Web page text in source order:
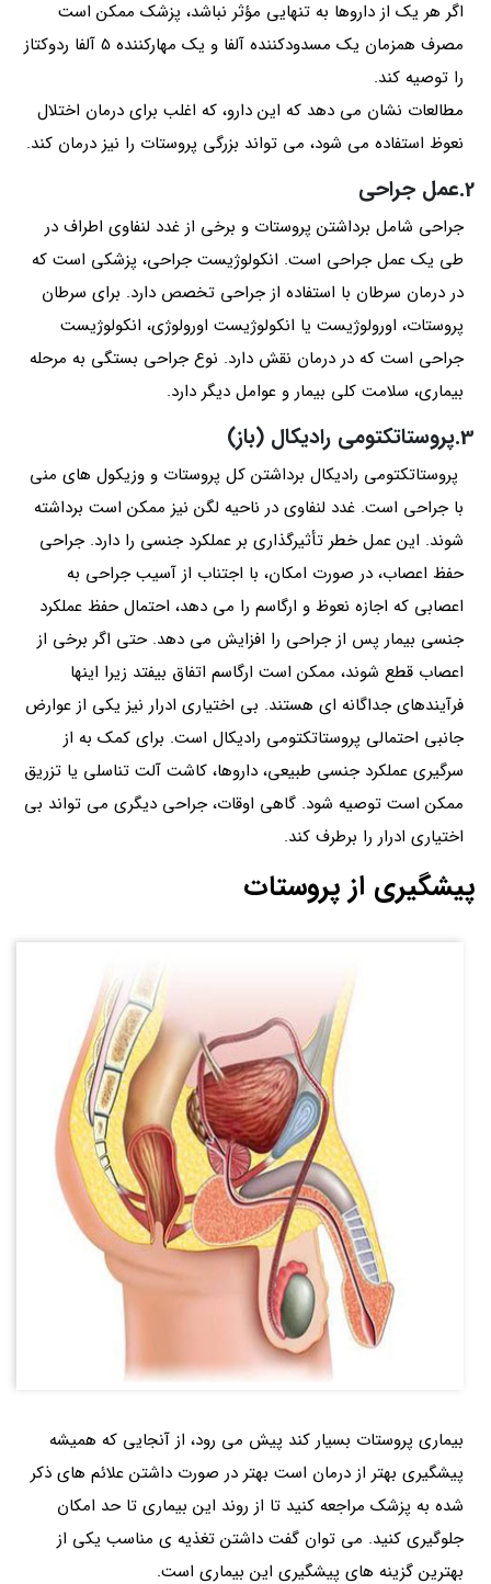
اگر هر یک از داروها به تنهایی مؤثر نباشد، پزشک ممکن است
مصرف همزمان یک مسدودکننده آلفا و یک مهارکننده 5 آلفا ردوکتاز
را توصیه کند.
مطالعات نشان می دهد که این دارو، که اغلب برای درمان اختلال
نعوظ استفاده می شود، می تواند بزرگی پروستات را نیز درمان کند.
2.عمل جراحی
جراحی شامل برداشتن پروستات و برخی از غدد لنفاوی اطراف در
طی یک عمل جراحی است. انکولوژیست جراحی، پزشکی است که
در درمان سرطان با استفاده از جراحی تخصص دارد. برای سرطان
پروستات، اورولوژیست یا انکولوژیست اورولوژی، انکولوژیست
جراحی است که در درمان نقش دارد. نوع جراحی بستگی به مرحله
بیماری، سلامت کلی بیمار و عوامل دیگر دارد.
3.پروستاتکتومی رادیکال (باز)
پروستاتکتومی رادیکال برداشتن کل پروستات و وزیکول های منی
با جراحی است. غدد لنفاوی در ناحیه لگن نیز ممکن است برداشته
شوند. این عمل خطر تأثیرگذاری بر عملکرد جنسی را دارد. جراحی
حفظ اعصاب، در صورت امکان، با اجتناب از آسیب جراحی به
اعصابی که اجازه نعوظ و ارگاسم را می دهد، احتمال حفظ عملکرد
جنسی بیمار پس از جراحی را افزایش می دهد. حتی اگر برخی از
اعصاب قطع شوند، ممکن است ارگاسم اتفاق بیفتد زیرا اینها
فرآیندهای جداگانه ای هستند. بی اختیاری ادرار نیز یکی از عوارض
جانبی احتمالی پروستاتکتومی رادیکال است. برای کمک به از
سرگیری عملکرد جنسی طبیعی، داروها، کاشت آلت تناسلی یا تزریق
ممکن است توصیه شود. گاهی اوقات، جراحی دیگری می تواند بی
اختیاری ادرار را برطرف کند.
پیشگیری از پروستات
بیماری پروستات بسیار کند پیش می رود، از آنجایی که همیشه
پیشگیری بهتر از درمان است بهتر در صورت داشتن علائم های ذکر
شده به پزشک مراجعه کنید تا از روند این بیماری تا حد امکان
جلوگیری کنید. می توان گفت داشتن تغذیه ی مناسب یکی از
بهترین گزینه های پیشگیری این بیماری است.